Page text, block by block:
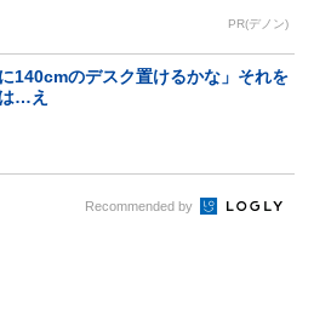
PR(デノン)
140cmのデスク置けるかな」それを
…え
Recommended by